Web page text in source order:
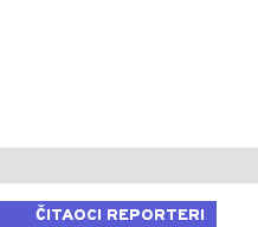
ČITAOCI REPORTERI